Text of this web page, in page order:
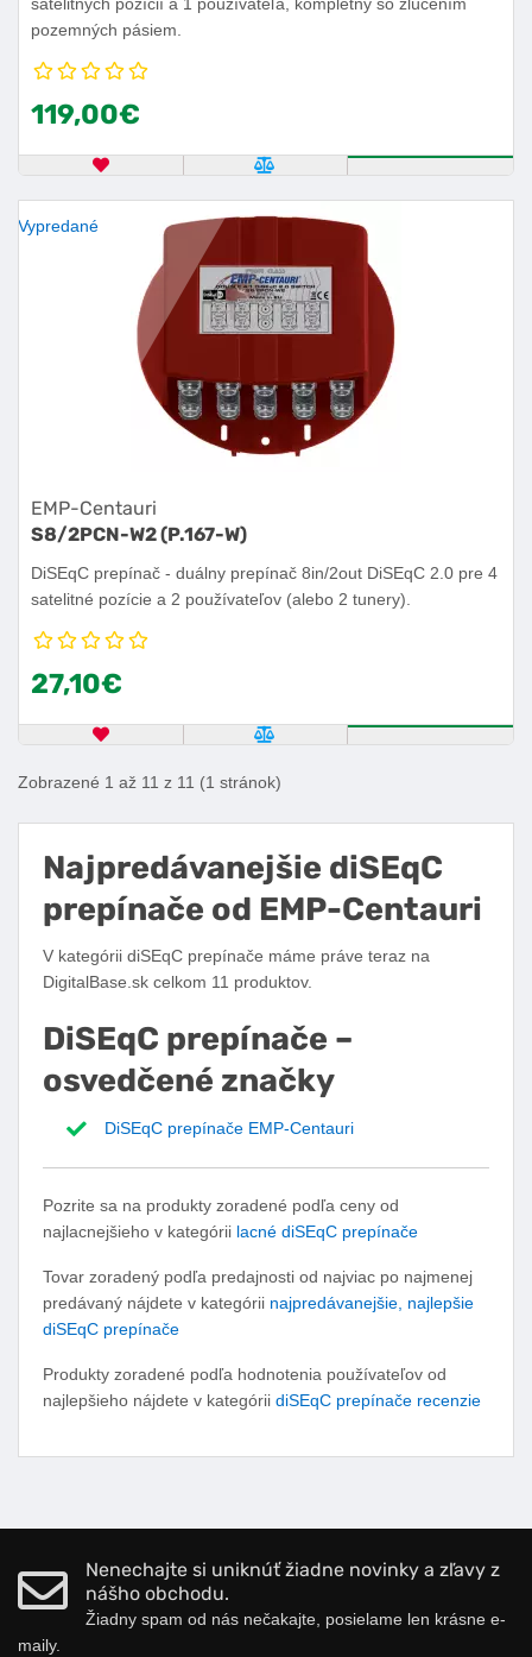
pozemných pásiem.
119,00€
OBĽÚBENÝ PRODUKT POROVNAŤ PRODUKT
Vypredané
EMP-Centauri
S8/2PCN-W2 (P.167-W)
DiSEqC prepínač - duálny prepínač 8in/2out DiSEqC 2.0 pre 4
satelitné pozície a 2 používateľov (alebo 2 tunery).
27,10€
OBĽÚBENÝ PRODUKT POROVNAŤ PRODUKT
Zobrazené 1 až 11 z 11 (1 stránok)
Najpredávanejšie diSEqC
prepínače od EMP-Centauri
V kategórii diSEqC prepínače máme práve teraz na
DigitalBase.sk celkom 11 produktov.
DiSEqC prepínače –
osvedčené značky
DiSEqC prepínače EMP-Centauri
Pozrite sa na produkty zoradené podľa ceny od
najlacnejšieho v kategórii lacné diSEqC prepínače
Tovar zoradený podľa predajnosti od najviac po najmenej
predávaný nájdete v kategórii najpredávanejšie, najlepšie
diSEqC prepínače
Produkty zoradené podľa hodnotenia používateľov od
najlepšieho nájdete v kategórii diSEqC prepínače recenzie
Nenechajte si uniknúť žiadne novinky a zľavy z
nášho obchodu.
Žiadny spam od nás nečakajte, posielame len krásne e-
maily.